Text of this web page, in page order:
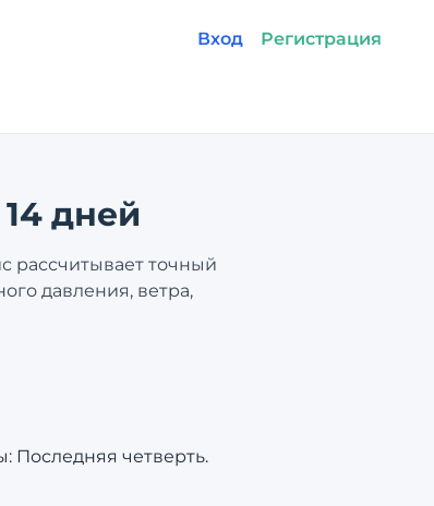
Вход Регистрация
дней
рассчитывает точный
давления, ветра,
Последняя четверть.